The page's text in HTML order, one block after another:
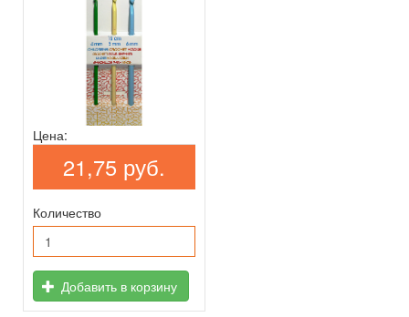
Цена:
21,75 руб.
Количество
Добавить в корзину